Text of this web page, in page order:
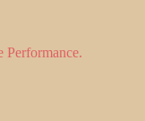
Performance.